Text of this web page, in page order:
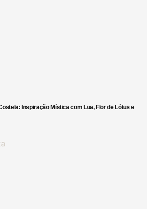
Inspiração Mística com Lua, Flor de Lótus e